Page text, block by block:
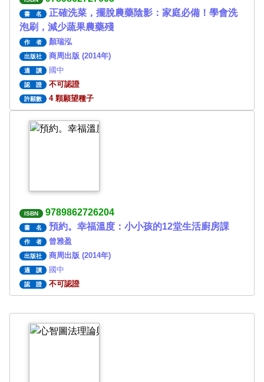
書 名
正確洗菜，擺脫農藥陰影：家庭必備！學會洗
泡刷，減少蔬果農藥殘
作 者 顏瑞泓
出版社 商周出版 (2014年)
適 讀 國中
認 證 不可認證
許願數 4 顆願望種子
ISBN 9789862726204
書 名 預約。幸福溫度：小小孩的12堂生活廚房課
作 者 曾雅盈
出版社 商周出版 (2014年)
適 讀 國中
認 證 不可認證